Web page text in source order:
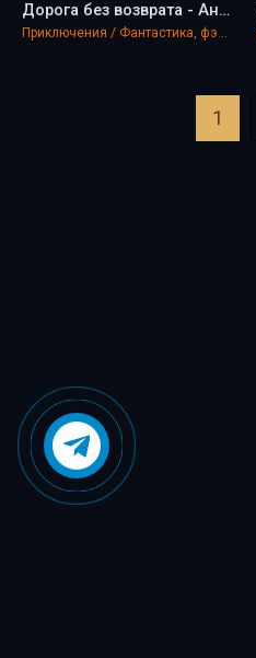
Дорога без возврата - Анджей Сапковский
Приключения / Фантастика, фэнтези
1